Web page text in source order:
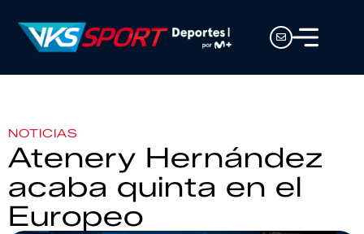
NOTICIAS
Atenery Hernández
acaba quinta en el
Europeo